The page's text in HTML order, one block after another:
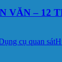
VĂN – 12
cụ quan sát